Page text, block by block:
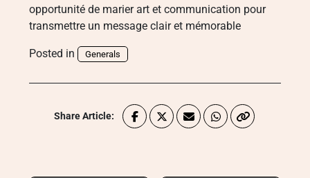
opportunité de marier art et communication pour
transmettre un message clair et mémorable
Posted in Generals
Share Article: